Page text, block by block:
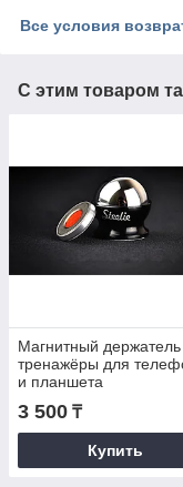
Все условия
С этим товаром
Магнитный
тренажёры для
и планшета
3 500 ₸
Купить